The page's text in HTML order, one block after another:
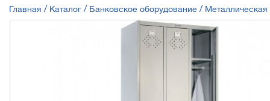
СТРОКА
НАВИГАЦИИ
Главная Каталог Банковское оборудование